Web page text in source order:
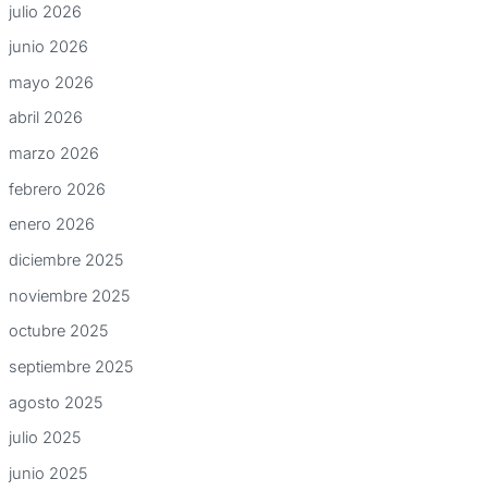
julio 2026
junio 2026
mayo 2026
abril 2026
marzo 2026
febrero 2026
enero 2026
diciembre 2025
noviembre 2025
octubre 2025
septiembre 2025
agosto 2025
julio 2025
junio 2025